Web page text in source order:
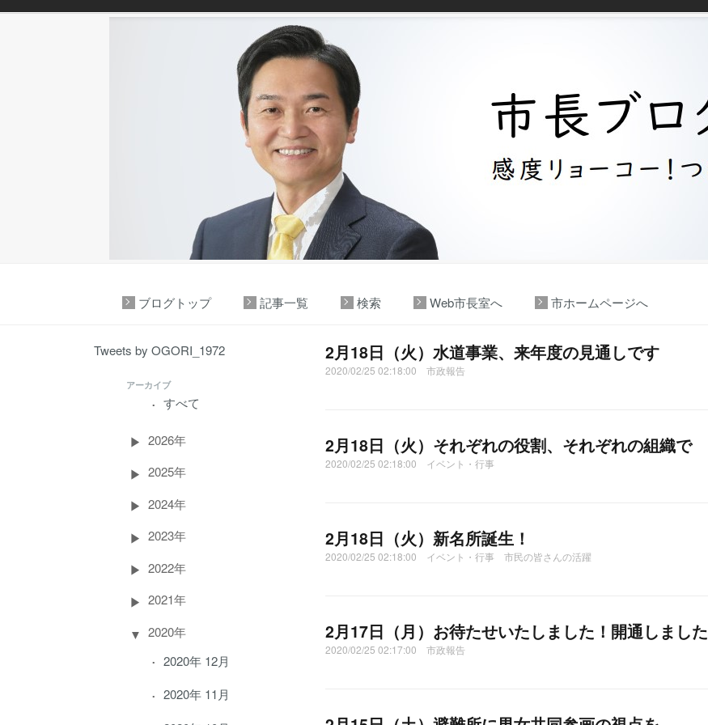
ブログトップ 記事一覧 検索 Web市長室へ 市ホームページへ
Tweets by OGORI_1972
アーカイブ
すべて
2026年
2025年
2024年
2023年
2022年
2021年
2020年
2020年 12月
2020年 11月
2月18日（火）水道事業、来年度の見通しです
2020/02/25 02:18:00 市政報告
2月18日（火）それぞれの役割、それぞれの組織で
2020/02/25 02:18:00 イベント・行事
2月18日（火）新名所誕生！
2020/02/25 02:18:00 イベント・行事 市民の皆さんの活躍
2月17日（月）お待たせいたしました！開通しました
2020/02/25 02:17:00 市政報告